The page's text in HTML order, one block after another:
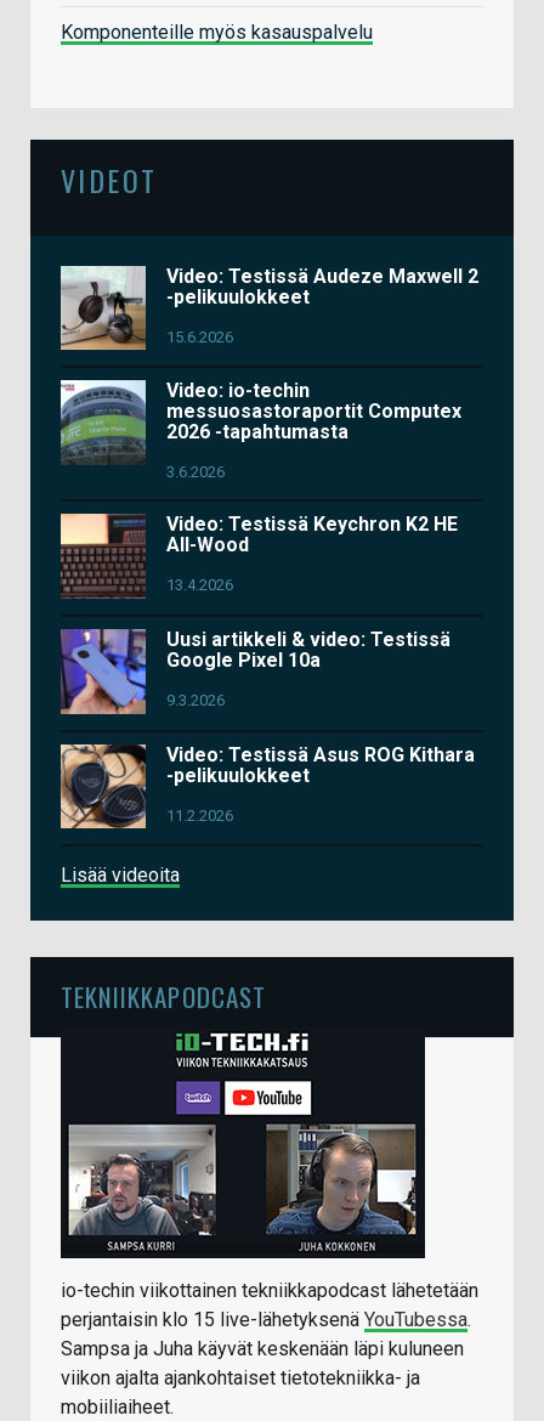
Komponenteille myös kasauspalvelu
VIDEOT
Video: Testissä Audeze Maxwell 2
-pelikuulokkeet
15.6.2026
Video: io-techin
messuosastoraportit Computex
2026 -tapahtumasta
3.6.2026
Video: Testissä Keychron K2 HE
All-Wood
13.4.2026
Uusi artikkeli & video: Testissä
Google Pixel 10a
9.3.2026
Video: Testissä Asus ROG Kithara
-pelikuulokkeet
11.2.2026
Lisää videoita
TEKNIIKKAPODCAST
io-techin viikottainen tekniikkapodcast lähetetään
perjantaisin klo 15 live-lähetyksenä YouTubessa.
Sampsa ja Juha käyvät keskenään läpi kuluneen
viikon ajalta ajankohtaiset tietotekniikka- ja
mobiiliaiheet.